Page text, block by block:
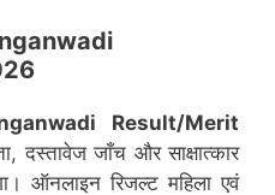
Result/Merit
दस्तावेज जाँच और साक्षात्कार
ऑनलाइन रिजल्ट महिला एवं